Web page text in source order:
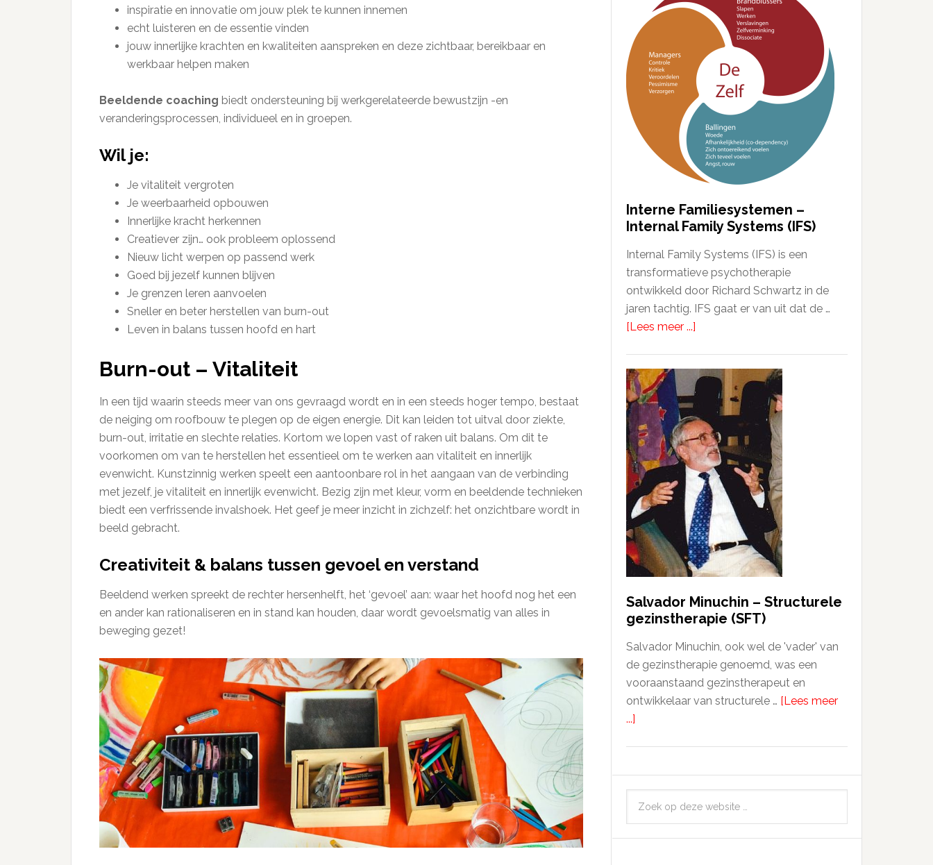
inspiratie en innovatie om jouw plek te kunnen innemen
echt luisteren en de essentie vinden
jouw innerlijke krachten en kwaliteiten aanspreken en deze zichtbaar, bereikbaar en
werkbaar helpen maken
Beeldende coaching biedt ondersteuning bij werkgerelateerde bewustzijn -en
veranderingsprocessen, individueel en in groepen.
Wil je:
Je vitaliteit vergroten
Je weerbaarheid opbouwen
Innerlijke kracht herkennen
Creatiever zijn… ook probleem oplossend
Nieuw licht werpen op passend werk
Goed bij jezelf kunnen blijven
Je grenzen leren aanvoelen
Sneller en beter herstellen van burn-out
Leven in balans tussen hoofd en hart
Burn-out – Vitaliteit
In een tijd waarin steeds meer van ons gevraagd wordt en in een steeds hoger tempo, bestaat
de neiging om roofbouw te plegen op de eigen energie. Dit kan leiden tot uitval door ziekte,
burn-out, irritatie en slechte relaties. Kortom we lopen vast of raken uit balans. Om dit te
voorkomen om van te herstellen het essentieel om te werken aan vitaliteit en innerlijk
evenwicht. Kunstzinnig werken speelt een aantoonbare rol in het aangaan van de verbinding
met jezelf, je vitaliteit en innerlijk evenwicht. Bezig zijn met kleur, vorm en beeldende technieken
biedt een verfrissende invalshoek. Het geef je meer inzicht in zichzelf: het onzichtbare wordt in
beeld gebracht.
Creativiteit & balans tussen gevoel en verstand
Beeldend werken spreekt de rechter hersenhelft, het ‘gevoel’ aan: waar het hoofd nog het een
en ander kan rationaliseren en in stand kan houden, daar wordt gevoelsmatig van alles in
beweging gezet!
Interne Familiesystemen –
Internal Family Systems (IFS)
Internal Family Systems (IFS) is een
transformatieve psychotherapie
ontwikkeld door Richard Schwartz in de
jaren tachtig. IFS gaat er van uit dat de …
[Lees meer ...]
Salvador Minuchin – Structurele
gezinstherapie (SFT)
Salvador Minuchin, ook wel de 'vader' van
de gezinstherapie genoemd, was een
vooraanstaand gezinstherapeut en
ontwikkelaar van structurele … [Lees meer
...]